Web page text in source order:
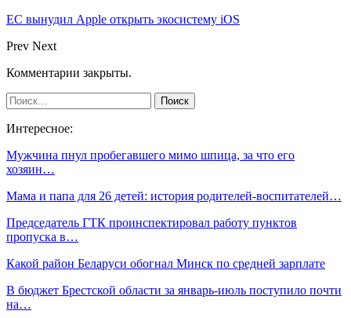
ЕС вынудил Apple открыть экосистему iOS
Prev Next
Комментарии закрыты.
Интересное:
Мужчина пнул пробегавшего мимо шпица, за что его
хозяин…
Мама и папа для 26 детей: история родителей-воспитателей…
Председатель ГТК проинспектировал работу пунктов
пропуска в…
Какой район Беларуси обогнал Минск по средней зарплате
В бюджет Брестской области за январь-июль поступило почти
на…